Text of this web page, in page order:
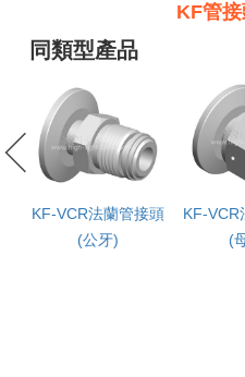
KF管接
同類型產品
KF-VCR法蘭管接頭
(公牙)
KF-VCR
(